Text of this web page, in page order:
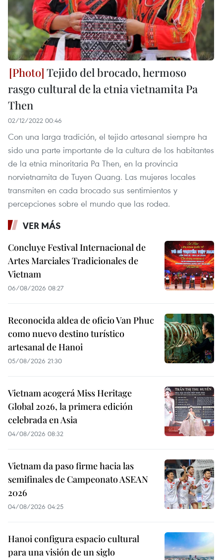
Tejido del brocado, hermoso
rasgo cultural de la etnia vietnamita Pa
Then
02/12/2022 00:46
Con una larga tradición, el tejido artesanal siempre ha
sido una parte importante de la cultura de los habitantes
de la etnia minoritaria Pa Then, en la provincia
norvietnamita de Tuyen Quang. Las mujeres locales
transmiten en cada brocado sus sentimientos y
percepciones sobre el mundo que las rodea.
VER MÁS
Concluye Festival Internacional de
Artes Marciales Tradicionales de
Vietnam
06/08/2026 08:27
Reconocida aldea de oficio Van Phuc
como nuevo destino turístico
artesanal de Hanoi
05/08/2026 21:30
Vietnam acogerá Miss Heritage
Global 2026, la primera edición
celebrada en Asia
04/08/2026 08:32
Vietnam da paso firme hacia las
semifinales de Campeonato ASEAN
2026
04/08/2026 04:25
Hanoi configura espacio cultural
para una visión de un siglo